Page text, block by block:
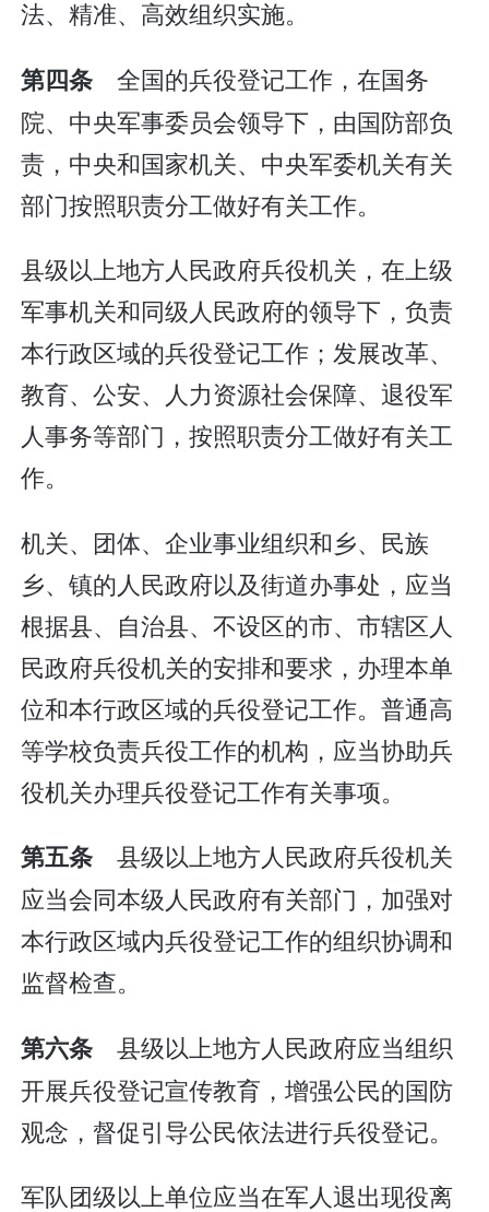
法、精准、高效组织实施。
第四条全国的兵役登记工作，在国务
院、中央军事委员会领导下，由国防部负
责，中央和国家机关、中央军委机关有关
部门按照职责分工做好有关工作。
县级以上地方人民政府兵役机关，在上级
军事机关和同级人民政府的领导下，负责
本行政区域的兵役登记工作；发展改革、
教育、公安、人力资源社会保障、退役军
人事务等部门，按照职责分工做好有关工
作。
机关、团体、企业事业组织和乡、民族
乡、镇的人民政府以及街道办事处，应当
根据县、自治县、不设区的市、市辖区人
民政府兵役机关的安排和要求，办理本单
位和本行政区域的兵役登记工作。普通高
等学校负责兵役工作的机构，应当协助兵
役机关办理兵役登记工作有关事项。
第五条县级以上地方人民政府兵役机关
应当会同本级人民政府有关部门，加强对
本行政区域内兵役登记工作的组织协调和
监督检查。
第六条县级以上地方人民政府应当组织
开展兵役登记宣传教育，增强公民的国防
观念，督促引导公民依法进行兵役登记。
军队团级以上单位应当在军人退出现役离